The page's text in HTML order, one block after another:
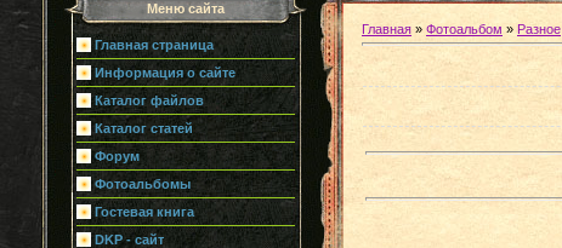
Меню сайта
Главная страница
Информация о сайте
Каталог файлов
Каталог статей
Форум
Фотоальбомы
Гостевая книга
DKP - сайт
Главная » Фотоальбом » Разное